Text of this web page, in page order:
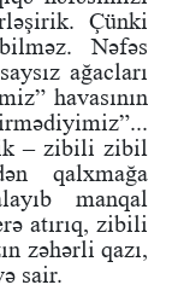
Çünki
Nəfəs
ağacları
havasının
– zibili zibil
qalxmağa
manqal
atırıq, zibili
zəhərli qazı,
sair.